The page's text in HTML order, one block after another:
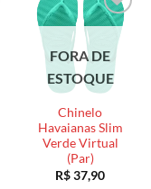
várias
variantes.
As
opções
podem
ser
escolhidas
na
página
do
FORA DE
ESTOQUE
Chinelo
Havaianas Slim
Verde Virtual
(Par)
R$37,90